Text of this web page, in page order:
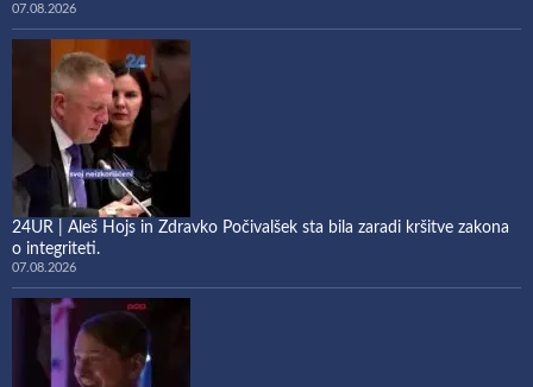
07.08.2026
24UR | Aleš Hojs in Zdravko Počivalšek sta bila zaradi kršitve zakona
o integriteti.
07.08.2026